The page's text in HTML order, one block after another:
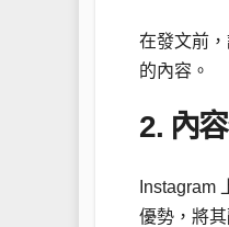
在發文前
的內容。
2. 內
Instagram
優勢，將